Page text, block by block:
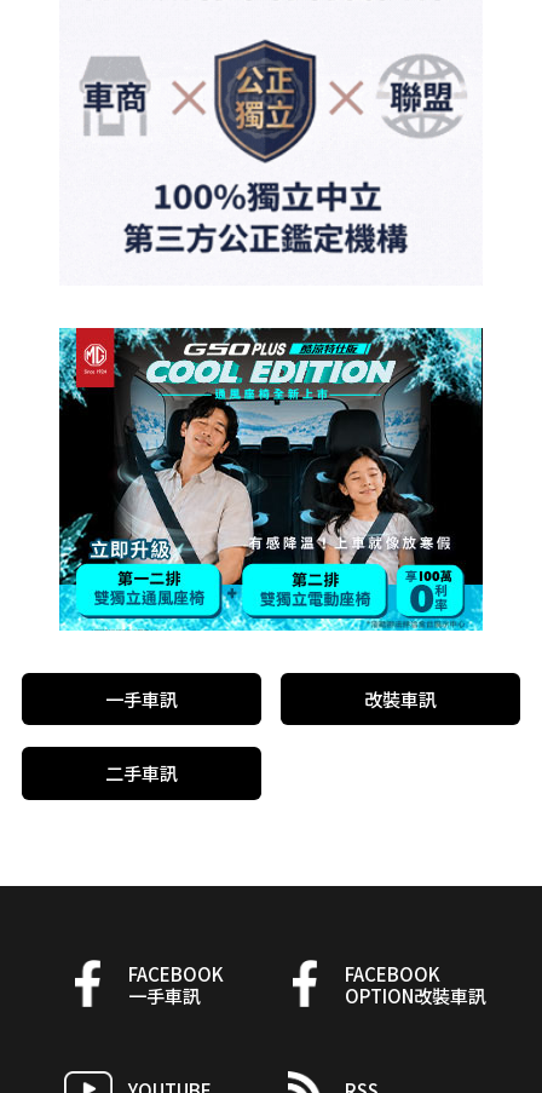
一手車訊 改裝車訊
二手車訊
FACEBOOK
一手車訊
FACEBOOK
OPTION改裝車訊